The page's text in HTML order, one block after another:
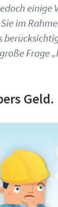
einige
im
Frage
Geld.